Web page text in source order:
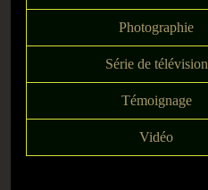
Photographie
Série de télévision
Témoignage
Vidéo